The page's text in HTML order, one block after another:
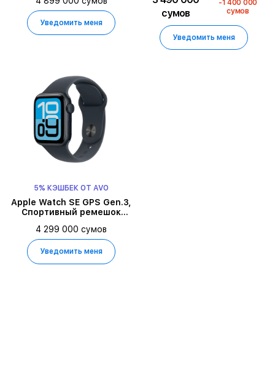
Уведомить меня
сумов
-1 400 000
сумов
Уведомить меня
5% КЭШБЕК ОТ AVO
Apple Watch SE GPS Gen.3,
Спортивный ремешок
40мм, Тёмная ночь
4 299 000 сумов
Уведомить меня